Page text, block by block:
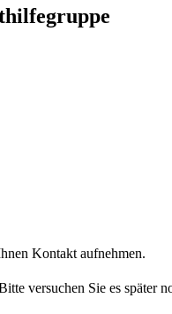
Kontakt aufnehmen.
versuchen Sie es später